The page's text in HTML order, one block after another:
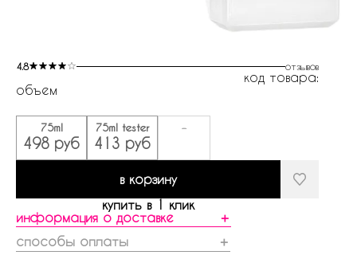
4.8 отзывов
код товара:
объем
75ml
498 руб
75ml tester
413 руб
-
в корзину
купить в 1 клик
информация о доставке
＋
способы оплаты
＋